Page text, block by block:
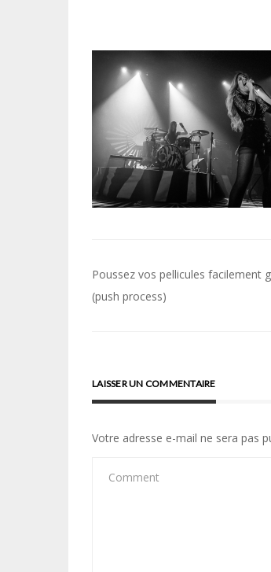
Navigation
de
Poussez vos pellicules facilement
(push process)
LAISSER UN COMMENTAIRE
Votre adresse e-mail ne sera pas